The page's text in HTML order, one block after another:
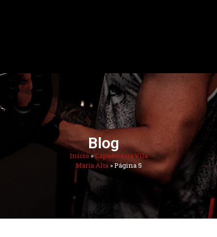
Blog
Início»Capoeira na Vila
Maria Alta»Página 5